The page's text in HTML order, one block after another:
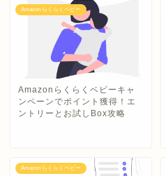
Amazon らくらくベビー
Amazonらくらくベビーキャ
ンペーンでポイント獲得！エ
ントリーとお試しBox攻略
Amazon らくらくベビー